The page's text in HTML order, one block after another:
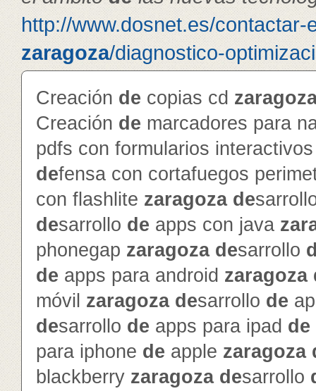
http://www.dosnet.es/contactar-
zaragoza/diagnostico-
Creación de copias cd
Creación de marcadores para
pdfs con formularios
defensa con cortafuegos
con flashlite zaragoza de
desarrollo de apps con java
phonegap zaragoza desarrollo
de apps para android zaragoza
móvil zaragoza desarrollo de
desarrollo de apps para ipad de
para iphone de apple zaragoza
blackberry zaragoza desarrollo